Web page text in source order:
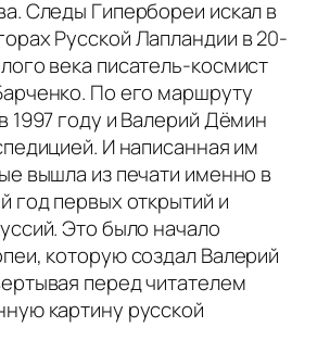
Следы Гипербореи искал в
Русской Лапландии в 20-
века писатель-космист
По его маршруту
1997 году и Валерий Дёмин
И написанная им
вышла из печати именно в
год первых открытий и
Это было начало
которую создал Валерий
перед читателем
картину русской